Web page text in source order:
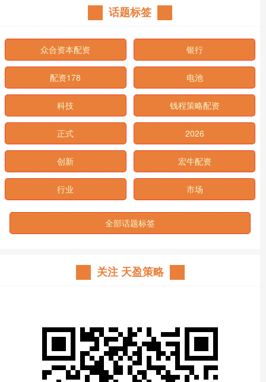
话题标签
众合资本配资 银行
配资178 电池
科技 钱程策略配资
正式 2026
创新 宏牛配资
行业 市场
全部话题标签
关注 天盈策略